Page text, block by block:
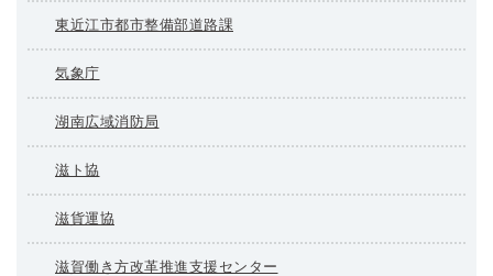
東近江市都市整備部道路課
気象庁
湖南広域消防局
滋ト協
滋貨運協
滋賀働き方改革推進支援センター